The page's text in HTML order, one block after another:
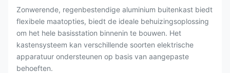
Zonwerende, regenbestendige aluminium buitenkast biedt
flexibele maatopties, biedt de ideale behuizingsoplossing
om het hele basisstation binnenin te bouwen. Het
kastensysteem kan verschillende soorten elektrische
apparatuur ondersteunen op basis van aangepaste
behoeften.